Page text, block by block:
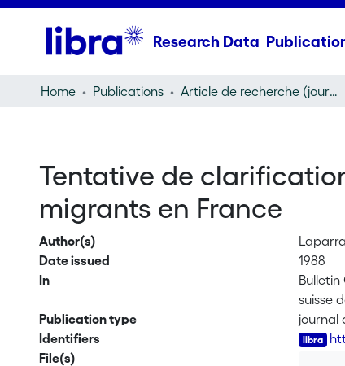
Research Data
Home Publications Article de recherche (journal article)
Tentative de
migrants en France
Author(s)
Date issued
1988
In
Bulletin
suisse
Publication type
journal
Identifiers
File(s)